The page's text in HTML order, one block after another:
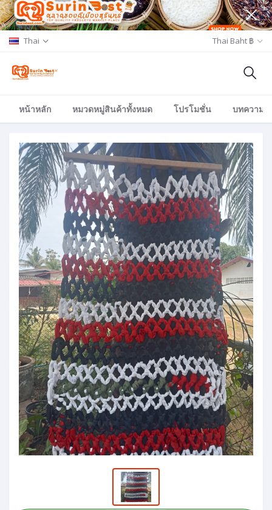
Thai Thai Baht ฿
หน้าหลัก หมวดหมู่สินค้าทั้งหมด โปรโมชั่น บทความ/